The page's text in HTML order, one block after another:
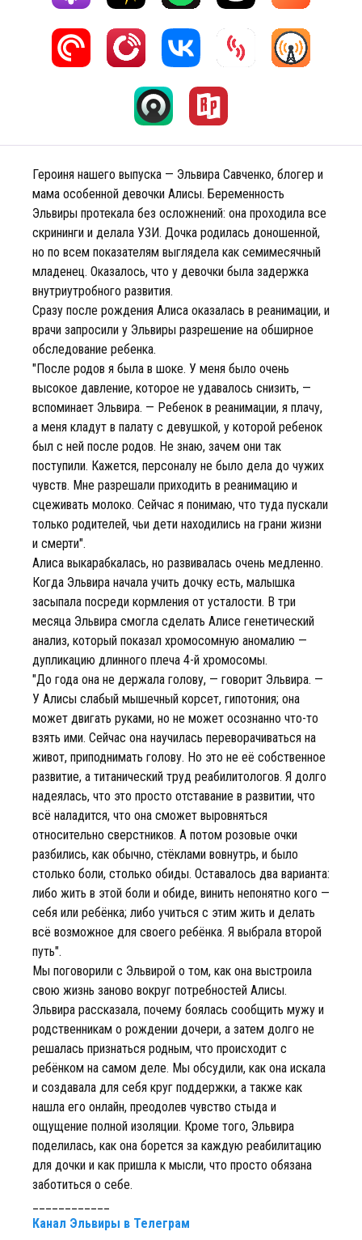
Героиня нашего выпуска — Эльвира Савченко, блогер и
мама особенной девочки Алисы. Беременность
Эльвиры протекала без осложнений: она проходила все
скрининги и делала УЗИ. Дочка родилась доношенной,
но по всем показателям выглядела как семимесячный
младенец. Оказалось, что у девочки была задержка
внутриутробного развития.
Сразу после рождения Алиса оказалась в реанимации, и
врачи запросили у Эльвиры разрешение на обширное
обследование ребенка.
"После родов я была в шоке. У меня было очень
высокое давление, которое не удавалось снизить, —
вспоминает Эльвира. — Ребенок в реанимации, я плачу,
а меня кладут в палату с девушкой, у которой ребенок
был с ней после родов. Не знаю, зачем они так
поступили. Кажется, персоналу не было дела до чужих
чувств. Мне разрешали приходить в реанимацию и
сцеживать молоко. Сейчас я понимаю, что туда пускали
только родителей, чьи дети находились на грани жизни
и смерти".
Алиса выкарабкалась, но развивалась очень медленно.
Когда Эльвира начала учить дочку есть, малышка
засыпала посреди кормления от усталости. В три
месяца Эльвира смогла сделать Алисе генетический
анализ, который показал хромосомную аномалию —
дупликацию длинного плеча 4-й хромосомы.
"До года она не держала голову, — говорит Эльвира. —
У Алисы слабый мышечный корсет, гипотония; она
может двигать руками, но не может осознанно что-то
взять ими. Сейчас она научилась переворачиваться на
живот, приподнимать голову. Но это не её собственное
развитие, а титанический труд реабилитологов. Я долго
надеялась, что это просто отставание в развитии, что
всё наладится, что она сможет выровняться
относительно сверстников. А потом розовые очки
разбились, как обычно, стёклами вовнутрь, и было
столько боли, столько обиды. Оставалось два варианта:
либо жить в этой боли и обиде, винить непонятно кого —
себя или ребёнка; либо учиться с этим жить и делать
всё возможное для своего ребёнка. Я выбрала второй
путь".
Мы поговорили с Эльвирой о том, как она выстроила
свою жизнь заново вокруг потребностей Алисы.
Эльвира рассказала, почему боялась сообщить мужу и
родственникам о рождении дочери, а затем долго не
решалась признаться родным, что происходит с
ребёнком на самом деле. Мы обсудили, как она искала
и создавала для себя круг поддержки, а также как
нашла его онлайн, преодолев чувство стыда и
ощущение полной изоляции. Кроме того, Эльвира
поделилась, как она борется за каждую реабилитацию
для дочки и как пришла к мысли, что просто обязана
заботиться о себе.
Канал Эльвиры в Телеграм